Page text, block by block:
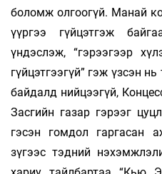
боломж олгоогүй. Манай
үүргээ гүйцэтгэж
үндэслэж, “гэрээгээр
гүйцэтгээгүй” гэж үзсэн
байдалд нийцээгүй,
Засгийн газар гэрээг
гэсэн гомдол гаргасан
зүгээс тэдний